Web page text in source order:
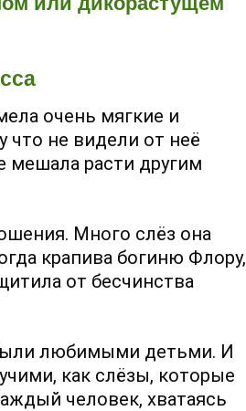
очень мягкие и
не видели от неё
мешала расти другим
Много слёз она
крапива богиню Флору,
от бесчинства
любимыми детьми. И
как слёзы, которые
человек, хватаясь